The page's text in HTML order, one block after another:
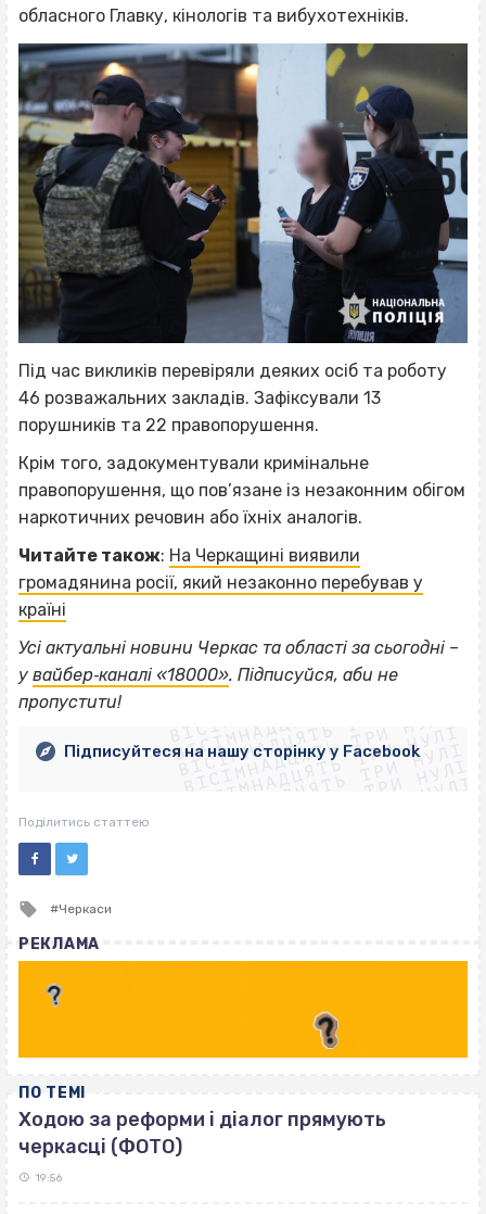
обласного Главку, кінологів та вибухотехніків.
Під час викликів перевіряли деяких осіб та роботу
46 розважальних закладів. Зафіксували 13
порушників та 22 правопорушення.
Крім того, задокументували кримінальне
правопорушення, що пов’язане із незаконним обігом
наркотичних речовин або їхніх аналогів.
Читайте також: На Черкащині виявили
громадянина росії, який незаконно перебував у
країні
Усі актуальні новини Черкас та області за сьогодні –
у вайбер‐каналі «18000». Підписуйся, аби не
пропустити!
ВІСІМНАДЦЯТЬ ТРИ НУЛІ
ВІСІМНАДЦЯТЬ ТРИ НУЛІ
ВІСІМНАДЦЯТЬ ТРИ НУЛІ
ВІСІМНАДЦЯТЬ ТРИ НУЛІ
ВІСІМНАДЦЯТЬ ТРИ НУЛІ
ВІСІМНАДЦЯТЬ ТРИ НУЛІ
ВІСІМНАДЦЯТЬ ТРИ НУЛІ
ВІСІМНАДЦЯТЬ ТРИ НУЛІ
Підписуйтеся на нашу сторінку у Facebook
Поділитись статтею
Tagged
Черкаси
РЕКЛАМА
ПО ТЕМІ
Ходою за реформи і діалог прямують
черкасці (ФОТО)
19:56